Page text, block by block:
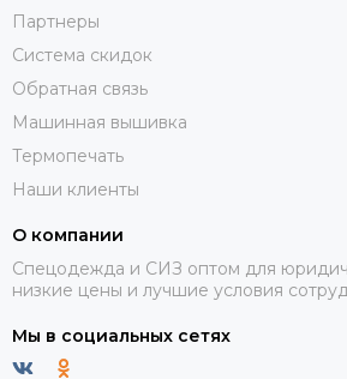
Партнеры
Система скидок
Обратная связь
Машинная вышивка
Термопечать
Наши клиенты
О компании
Спецодежда и СИЗ оптом для
низкие цены и лучшие условия
Мы в социальных сетях